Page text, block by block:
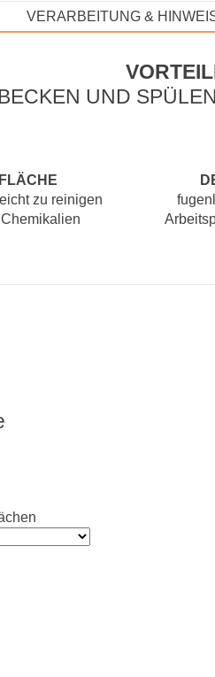
VERARBEITUNG &
BECKEN UND
zu reinigen